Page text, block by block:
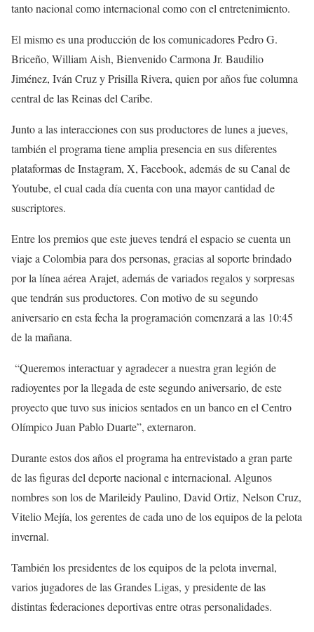
tanto nacional como internacional como con el entretenimiento.
El mismo es una producción de los comunicadores Pedro G.
Briceño, William Aish, Bienvenido Carmona Jr. Baudilio
Jiménez, Iván Cruz y Prisilla Rivera, quien por años fue columna
central de las Reinas del Caribe.
Junto a las interacciones con sus productores de lunes a jueves,
también el programa tiene amplia presencia en sus diferentes
plataformas de Instagram, X, Facebook, además de su Canal de
Youtube, el cual cada día cuenta con una mayor cantidad de
suscriptores.
Entre los premios que este jueves tendrá el espacio se cuenta un
viaje a Colombia para dos personas, gracias al soporte brindado
por la línea aérea Arajet, además de variados regalos y sorpresas
que tendrán sus productores. Con motivo de su segundo
aniversario en esta fecha la programación comenzará a las 10:45
de la mañana.
“Queremos interactuar y agradecer a nuestra gran legión de
radioyentes por la llegada de este segundo aniversario, de este
proyecto que tuvo sus inicios sentados en un banco en el Centro
Olímpico Juan Pablo Duarte”, externaron.
Durante estos dos años el programa ha entrevistado a gran parte
de las figuras del deporte nacional e internacional. Algunos
nombres son los de Marileidy Paulino, David Ortiz, Nelson Cruz,
Vitelio Mejía, los gerentes de cada uno de los equipos de la pelota
invernal.
También los presidentes de los equipos de la pelota invernal,
varios jugadores de las Grandes Ligas, y presidente de las
distintas federaciones deportivas entre otras personalidades.